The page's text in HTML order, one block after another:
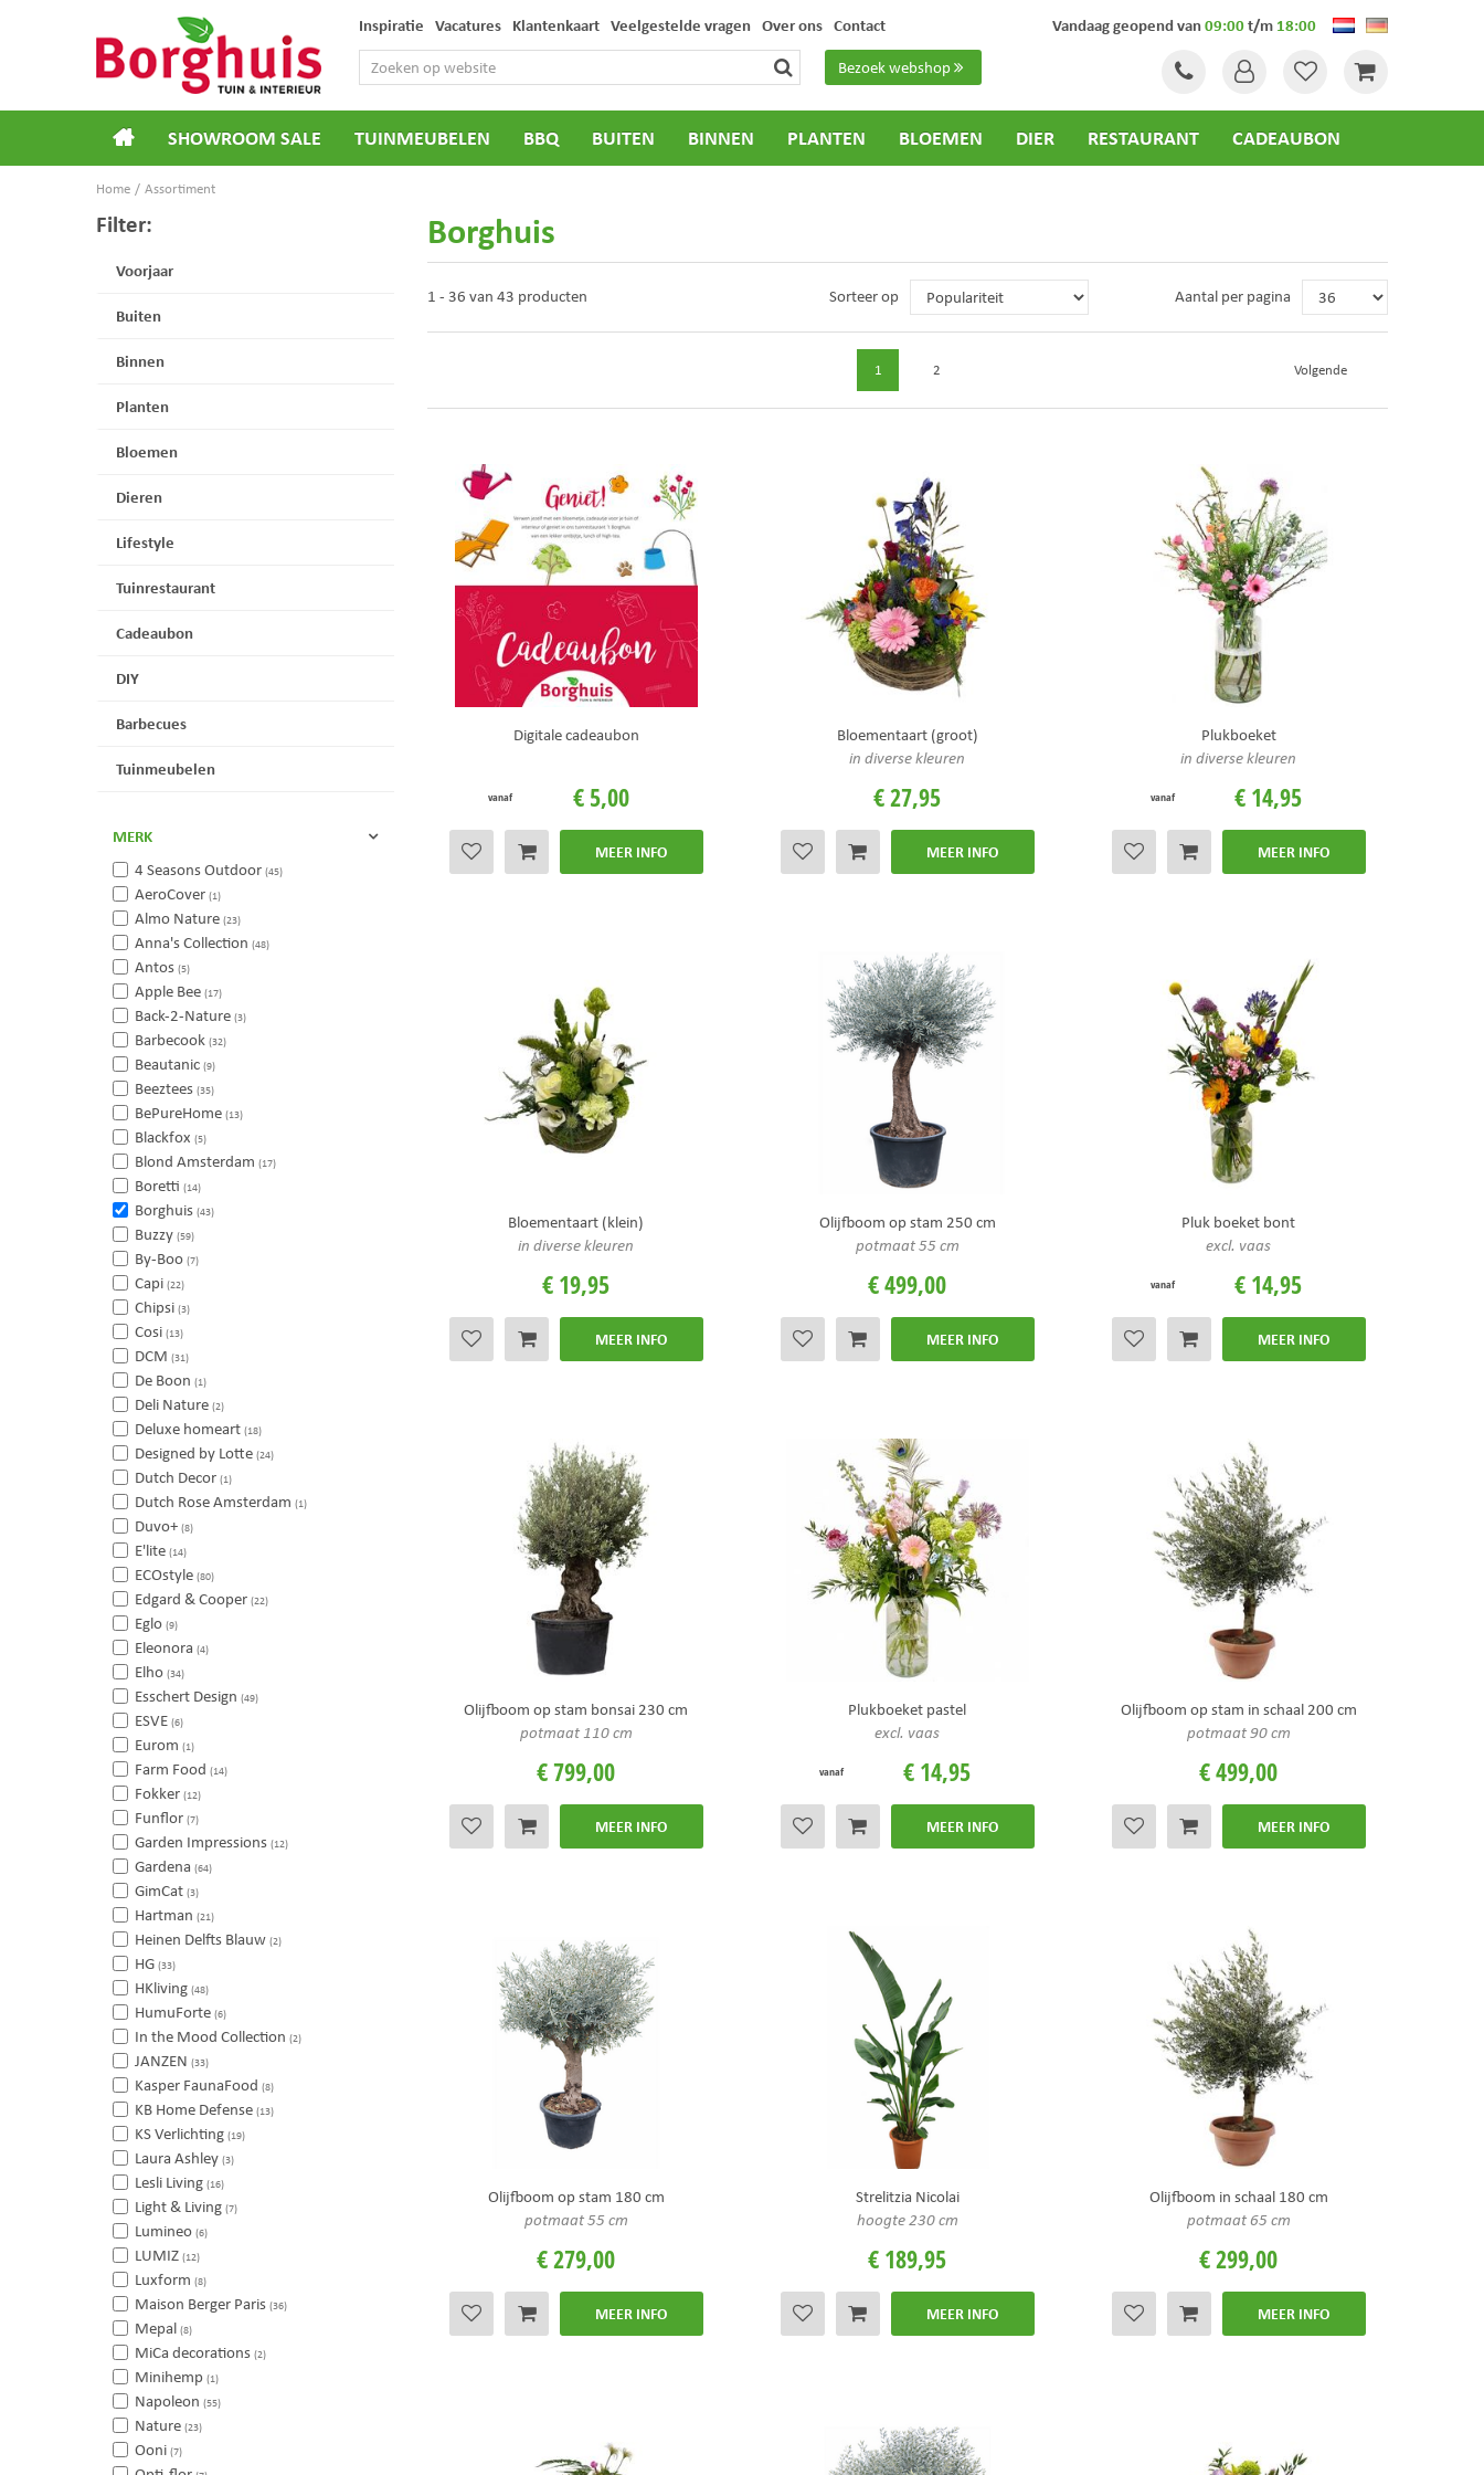
Home Assortiment
Bezoek webshop
Inspiratie Vacatures Klantenkaart Veelgestelde vragen Over ons Contact Vandaag geopend van09:00t/m18:00
SHOWROOM SALE TUINMEUBELEN BBQ BUITEN BINNEN PLANTEN BLOEMEN DIER RESTAURANT CADEAUBON
Borghuis
1 - 36 van 43 producten Aantal per pagina
Sorteer op
1 2 Volgende
Digitale cadeaubon
vanaf € 5,00
MEER INFO
Bloementaart (groot)
in diverse kleuren
€27,95
MEER INFO
Plukboeket
in diverse kleuren
vanaf € 14,95
MEER INFO
Bloementaart (klein)
in diverse kleuren
€ 19,95
MEER INFO
Olijfboom op stam 250 cm
potmaat 55 cm
€499,00
MEER INFO
Pluk boeket bont
excl. vaas
vanaf € 14,95
MEER INFO
Olijfboom op stam bonsai 230 cm
potmaat 110 cm
€799,00
MEER INFO
Plukboeket pastel
excl. vaas
vanaf € 14,95
MEER INFO
Olijfboom op stam in schaal 200 cm
potmaat 90 cm
€499,00
MEER INFO
Olijfboom op stam 180 cm
potmaat 55 cm
€279,00
MEER INFO
Strelitzia Nicolai
hoogte 230 cm
€ 189,95
MEER INFO
Olijfboom in schaal 180 cm
potmaat 65 cm
€299,00
MEER INFO
Filter:
Voorjaar
Buiten
Binnen
Planten
Bloemen
Dieren
Lifestyle
Tuinrestaurant
Cadeaubon
DIY
Barbecues
Tuinmeubelen
MERK
4 Seasons Outdoor (45)
AeroCover (1)
Almo Nature (23)
Anna's Collection (48)
Antos (5)
Apple Bee (17)
Back-2-Nature (3)
Barbecook (32)
Beautanic (9)
Beeztees (35)
BePureHome (13)
Blackfox (5)
Blond Amsterdam (17)
Boretti (14)
Borghuis (43)
Buzzy (59)
By-Boo (7)
Capi (22)
Chipsi (3)
Cosi (13)
DCM (31)
De Boon (1)
Deli Nature (2)
Deluxe homeart (18)
Designed by Lotte (24)
Dutch Decor (1)
Dutch Rose Amsterdam (1)
Duvo+ (8)
E'lite (14)
ECOstyle (80)
Edgard & Cooper (22)
Eglo (9)
Eleonora (4)
Elho (34)
Esschert Design (49)
ESVE (6)
Eurom (1)
Farm Food (14)
Fokker (12)
Funflor (7)
Garden Impressions (12)
Gardena (64)
GimCat (3)
Hartman (21)
Heinen Delfts Blauw (2)
HG (33)
HKliving (48)
HumuForte (6)
In the Mood Collection (2)
JANZEN (33)
Kasper FaunaFood (8)
KB Home Defense (13)
KS Verlichting (19)
Laura Ashley (3)
Lesli Living (16)
Light & Living (7)
Lumineo (6)
LUMIZ (12)
Luxform (8)
Maison Berger Paris (36)
Mepal (8)
MiCa decorations (2)
Minihemp (1)
Napoleon (55)
Nature (23)
Ooni (7)